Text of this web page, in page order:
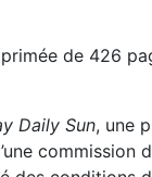
de 426
Daily Sun, une
commission